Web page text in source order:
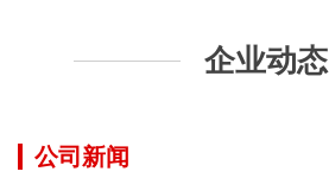
企业动态
公司新闻